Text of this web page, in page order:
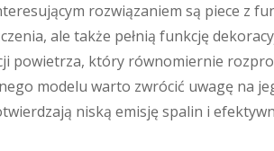
rozwiązaniem są piece z
ale także pełnią funkcję
powietrza, który równomiernie
modelu warto zwrócić uwagę na
niską emisję spalin i